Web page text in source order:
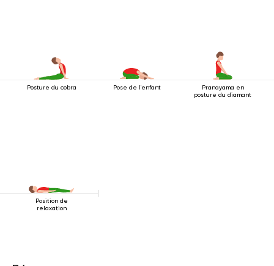
Posture du cobra Pose de l'enfant
Pranayama en
posture du diamant
Position de
relaxation